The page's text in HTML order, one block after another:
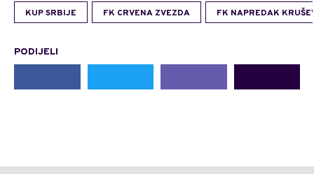
KUP SRBIJE FK CRVENA ZVEZDA FK NAPREDAK
PODIJELI